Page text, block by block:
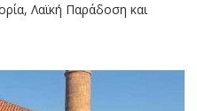
Λαϊκή Παράδοση και